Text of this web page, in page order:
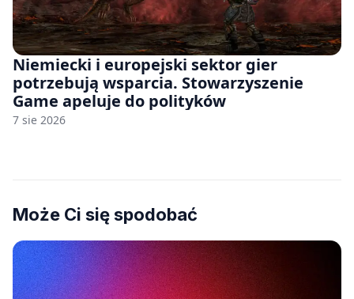
Niemiecki i europejski sektor gier
potrzebują wsparcia. Stowarzyszenie
Game apeluje do polityków
7 sie 2026
Może Ci się spodobać